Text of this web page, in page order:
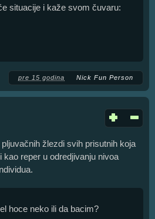
situacije i kaže svom čuvaru:
pre 15 godina Nick Fun Person
žlezdi svih prisutnih koja
kao reper u odredjivanju nivoa
hoce neko ili da bacim?